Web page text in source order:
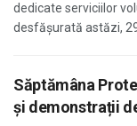
dedicate serviciilor
desfășurată astăzi,
Săptămâna
și demonstrații